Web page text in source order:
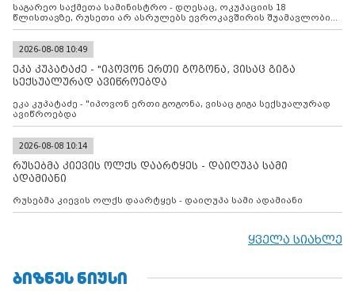
საგარეო საქმეთა სამინისტრო - დღესაც, ოკუპაციის 18
წლისთავზე, რუსეთი არ ასრულებს ევროკავშირის შუამავლობით
დადებულ 2008 წლის 12 აგვისტოს ცეცხლის შეწყვეტის
კონტროლს ოკუპირებულ რეგიონებში, აგრძელებს მათი
მილიტარიზაციის პროცესს და აქტიურად დგამს ნაბიჯებს მათი
ფაქტობრივი ანექსიისკენ
2026-08-08 10:49
ეკა კუპატაძე - "იპოვონ ერთი გოგონა, ვისაც გიგა
სექსუალურად ავიწროებდა
ეკა კუპატაძე - "იპოვონ ერთი გოგონა, ვისაც გიგა სექსუალურად
ავიწროებდა
2026-08-08 10:14
რუსებმა კიევის ოლქს დაარტყეს - დაიღუპა სამი
ადამიანი
რუსებმა კიევის ოლქს დაარტყეს - დაიღუპა სამი ადამიანი
ყველა სიახლე
ᲑᲘᲖᲜᲔᲡ ᲜᲘᲣᲡᲘ